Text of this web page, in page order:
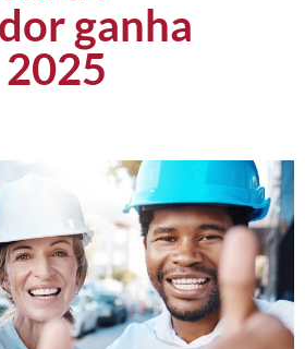
ganha